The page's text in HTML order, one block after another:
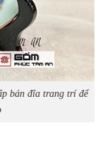
bán đĩa trang trí để